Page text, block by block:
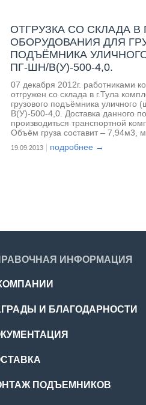
ОТГРУЗКА СО СКЛАДА В
ОБОРУДОВАНИЯ ДЛЯ
ПОДЪЁМНИКА
ПГ-ШН/В(У)-500-4,0.
07 декабря 2012г. работниками
отгружен со склада в г.Тула
грузового подъёмника
В(У)-500-4,0. Доставка данного
производиться транспортной
Объём груза составит – 7,94м3,
г.Абакан -18-20 дней. Стоимость
19.09.2013 подробнее →
ИНФОРМАЦИЯ
И БЛАГОДАРНОСТИ
ПОДЪЕМНИКОВ